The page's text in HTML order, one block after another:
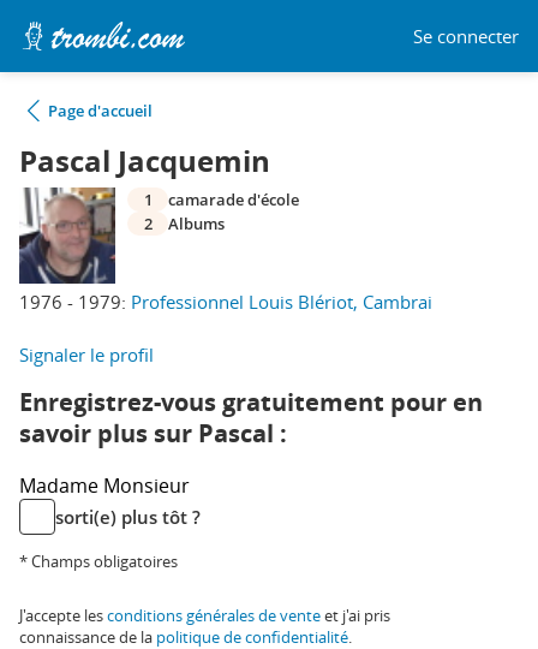
Se connecter
Page d'accueil
Pascal Jacquemin
1976 - 1979: Professionnel Louis Blériot, Cambrai
1
camarade d'école
2
Albums
Signaler le profil
Enregistrez-vous gratuitement pour en
savoir plus sur Pascal :
Madame Monsieur
sorti(e) plus tôt ?
* Champs obligatoires
J'accepte lesconditions générales de venteet j'ai pris
connaissance de la politique de confidentialité.